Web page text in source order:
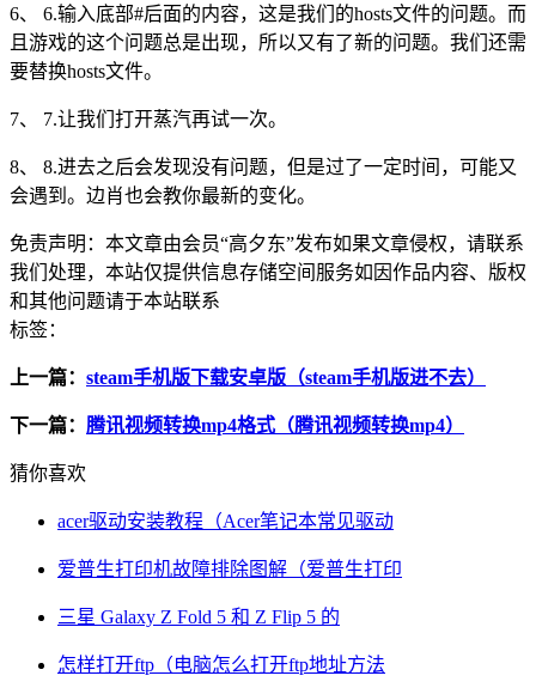
6、 6.输入底部#后面的内容，这是我们的hosts文件的问题。而
且游戏的这个问题总是出现，所以又有了新的问题。我们还需
要替换hosts文件。
7、 7.让我们打开蒸汽再试一次。
8、 8.进去之后会发现没有问题，但是过了一定时间，可能又
会遇到。边肖也会教你最新的变化。
免责声明： 本文章由会员“高夕东”发布如果文章侵权，请联系
我们处理，本站仅提供信息存储空间服务如因作品内容、版权
和其他问题请于本站联系
标签：
上一篇： steam手机版下载安卓版（steam手机版进不去）
下一篇： 腾讯视频转换mp4格式（腾讯视频转换mp4）
猜你喜欢
acer驱动安装教程（Acer笔记本常见驱动
爱普生打印机故障排除图解（爱普生打印
三星 Galaxy Z Fold 5 和 Z Flip 5 的
怎样打开ftp（电脑怎么打开ftp地址方法